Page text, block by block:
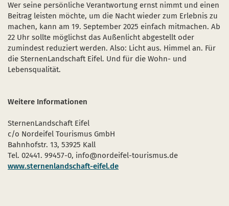
Wer seine persönliche Verantwortung ernst nimmt und einen
Beitrag leisten möchte, um die Nacht wieder zum Erlebnis zu
machen, kann am 19. September 2025 einfach mitmachen. Ab
22 Uhr sollte möglichst das Außenlicht abgestellt oder
zumindest reduziert werden. Also: Licht aus. Himmel an. Für
die SternenLandschaft Eifel. Und für die Wohn- und
Lebensqualität.
Weitere Informationen
SternenLandschaft Eifel
c/o Nordeifel Tourismus GmbH
Bahnhofstr. 13, 53925 Kall
Tel. 02441. 99457-0, info@nordeifel-tourismus.de
www.sternenlandschaft-eifel.de